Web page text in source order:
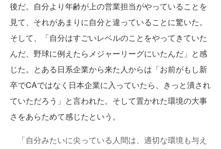
後だ。自分より年齢が上の営業担当がやっていることを
見て、それがあまりに自分と違っていることに驚いた。
そして、「自分はすごいレベルのことをやってきていた
んだ、野球に例えたらメジャーリーグにいたんだ」と感
じた。とある日系企業から来た人からは「お前がもし新
卒でCAではなく日本企業に入っていたら、きっと潰され
ていただろう」と言われた。そして置かれた環境の大事
さをあらためて感じたという。
「自分みたいに尖っている人間は、適切な環境も与え